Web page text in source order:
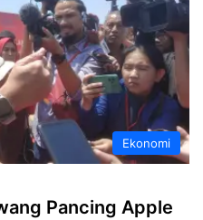
Ekonomi
Pancing Apple